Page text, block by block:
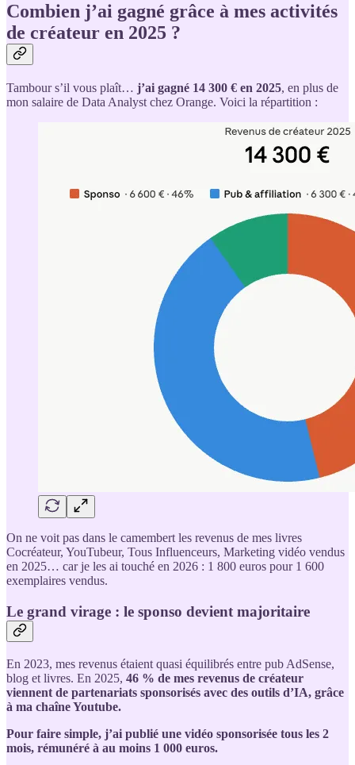
Combien j’ai gagné grâce à mes activités
de créateur en 2025 ?
Tambour s’il vous plaît… j’ai gagné 14 300 € en 2025, en plus de
mon salaire de Data Analyst chez Orange. Voici la répartition :
On ne voit pas dans le camembert les revenus de mes livres
Cocréateur, YouTubeur, Tous Influenceurs, Marketing vidéo vendus
en 2025… car je les ai touché en 2026 : 1 800 euros pour 1 600
exemplaires vendus.
Le grand virage : le sponso devient majoritaire
En 2023, mes revenus étaient quasi équilibrés entre pub AdSense,
blog et livres. En 2025, 46 % de mes revenus de créateur
viennent de partenariats sponsorisés avec des outils d’IA, grâce
à ma chaîne Youtube.
Pour faire simple, j’ai publié une vidéo sponsorisée tous les 2
mois, rémunéré à au moins 1 000 euros.